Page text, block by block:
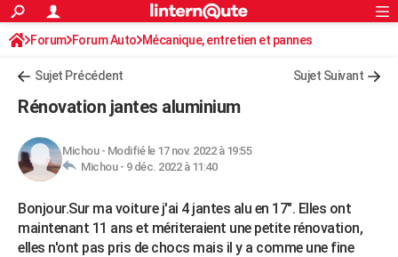
ACTUALITÉS
Politique
Société
Faits Divers
Education
Monde
Villes
+
Retraite
Impôts
Epargne
Immobilier
Risques naturels par ville
Banque
Assurance
Crédit
AUTO
HIGH-TECH
Mobiles
Meilleur smartphone
Internet
Ordinateurs
Jeux vidéo
Guide high-tech
+
Rechercher
S'inscrire
Connexion
Forum Forum Auto Mécanique, entretien et pannes
Sujet Précédent Sujet Suivant
Rénovation jantes aluminium
Michou- Modifié le 17 nov. 2022 à 19:55
Michou - 9 déc. 2022 à 11:40
Bonjour.Sur ma voiture j'ai 4 jantes alu en 17". Elles ont
maintenant 11 ans et mériteraient une petite rénovation,
elles n'ont pas pris de chocs mais il y a comme une fine